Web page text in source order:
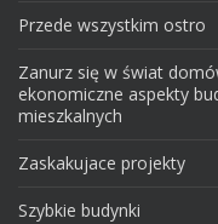
Przede wszystkim ostro
Zanurz się w świat
ekonomiczne aspekty
mieszkalnych
Zaskakujace projekty
Szybkie budynki